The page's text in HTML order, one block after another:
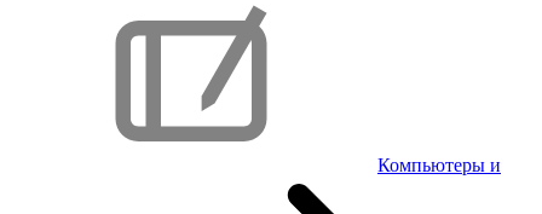
Компьютеры и